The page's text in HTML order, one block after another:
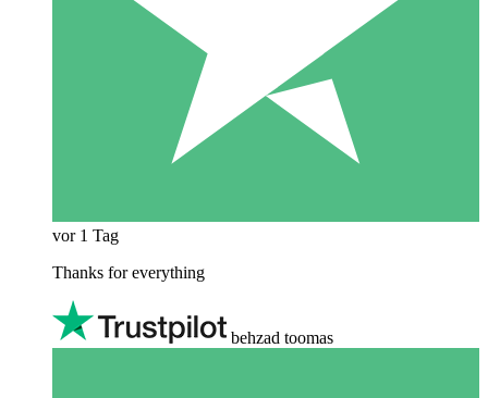
vor 1 Tag
Thanks for everything
behzad toomas